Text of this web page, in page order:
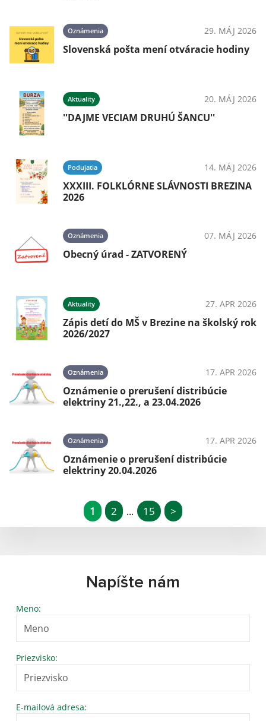
Oznámenia 29. MÁJ 2026
Slovenská pošta mení otváracie hodiny
Aktuality 20. MÁJ 2026
''DAJME VECIAM DRUHÚ ŠANCU''
Podujatia 14. MÁJ 2026
XXXIII. FOLKLÓRNE SLÁVNOSTI BREZINA
2026
Oznámenia 07. MÁJ 2026
Obecný úrad - ZATVORENÝ
Aktuality 27. APR 2026
Zápis detí do MŠ v Brezine na školský rok
2026/2027
Oznámenia 17. APR 2026
Oznámenie o prerušení distribúcie
elektriny 21.,22., a 23.04.2026
Oznámenia 17. APR 2026
Oznámenie o prerušení distribúcie
elektriny 20.04.2026
1 2 ... 15 >
Napíšte nám
Meno:
Priezvisko:
E-mailová adresa: